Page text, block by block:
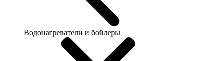
Водонагреватели и бойлеры